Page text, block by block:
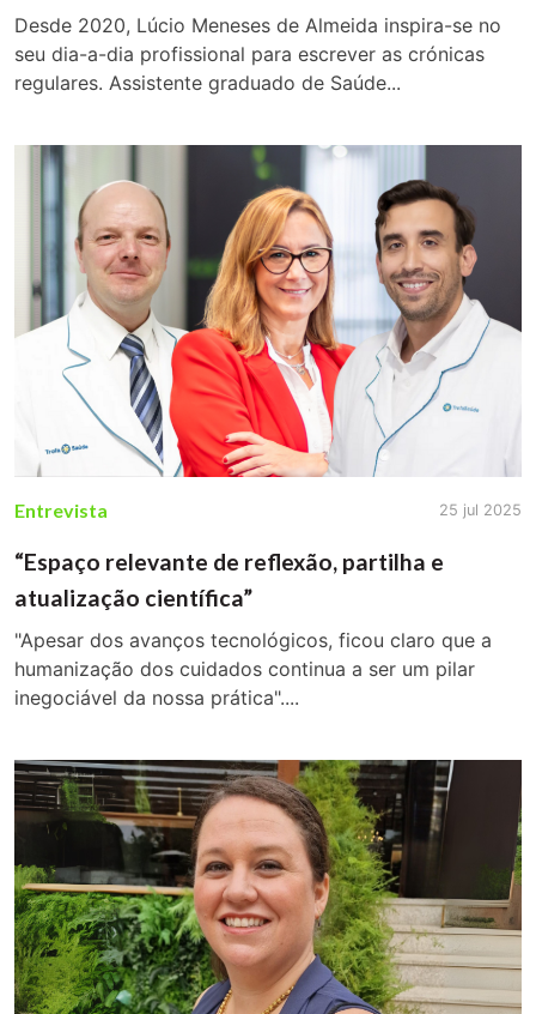
Desde 2020, Lúcio Meneses de Almeida inspira-se no
seu dia-a-dia profissional para escrever as crónicas
regulares. Assistente graduado de Saúde...
Entrevista 25 jul 2025
“Espaço relevante de reflexão, partilha e
atualização científica”
"Apesar dos avanços tecnológicos, ficou claro que a
humanização dos cuidados continua a ser um pilar
inegociável da nossa prática"....